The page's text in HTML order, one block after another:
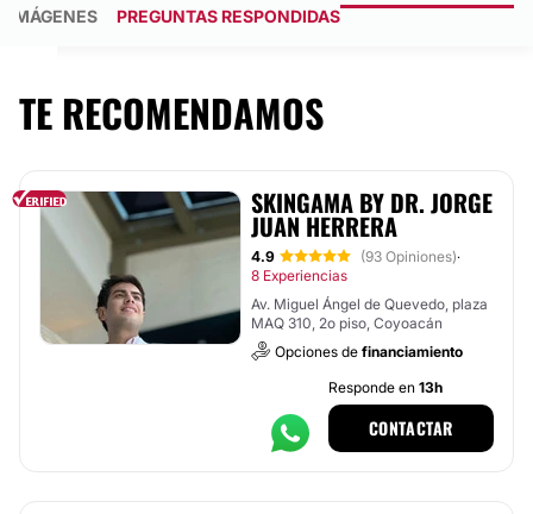
IMÁGENES PREGUNTAS RESPONDIDAS
TE RECOMENDAMOS
SKINGAMA BY DR. JORGE
JUAN HERRERA
4.9 (93 Opiniones)·
8 Experiencias
Av. Miguel Ángel de Quevedo, plaza
MAQ 310, 2o piso, Coyoacán
Opciones de financiamiento
Responde en 13h
CONTACTAR